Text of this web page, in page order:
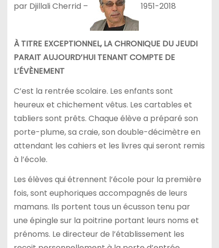
par Djillali Cherrid – 1951-2018
À TITRE EXCEPTIONNEL, LA CHRONIQUE DU JEUDI
PARAIT AUJOURD’HUI TENANT COMPTE DE
L’ÉVÈNEMENT
C’est la rentrée scolaire. Les enfants sont
heureux et chichement vêtus. Les cartables et
tabliers sont prêts. Chaque élève a préparé son
porte-plume, sa craie, son double-décimètre en
attendant les cahiers et les livres qui seront remis
à l’école.
Les élèves qui étrennent l’école pour la première
fois, sont euphoriques accompagnés de leurs
mamans. Ils portent tous un écusson tenu par
une épingle sur la poitrine portant leurs noms et
prénoms. Le directeur de l’établissement les